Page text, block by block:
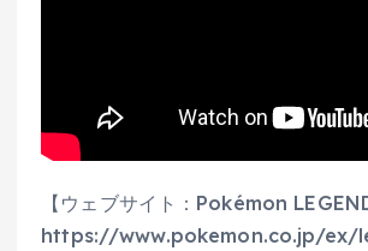
【ウェブサイト：Pokémon
https://www.pokemon.co.jp/ex/